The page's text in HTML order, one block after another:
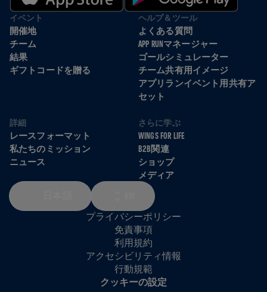
イベント
開催地
チーム
結果
ギフトコードを贈る
ヘルプ＆ツール
よくある質問
APP RUNマネージャー
ゴールシミュレーター
チーム共有用イメージ
アプリランイベント用共有ア
セット
詳細
レースフォーマット
私たちのミッション
ニュース
さらに学ぶ
WINGS FOR LIFE
B2B関連
ショップ
メディア
プライバシーポリシー
免責事項
利用規約
アクセシビリティ情報
行動規範
クッキーの設定